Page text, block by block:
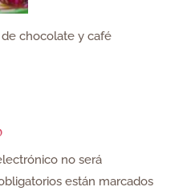
chocolate y café
no será
están marcados